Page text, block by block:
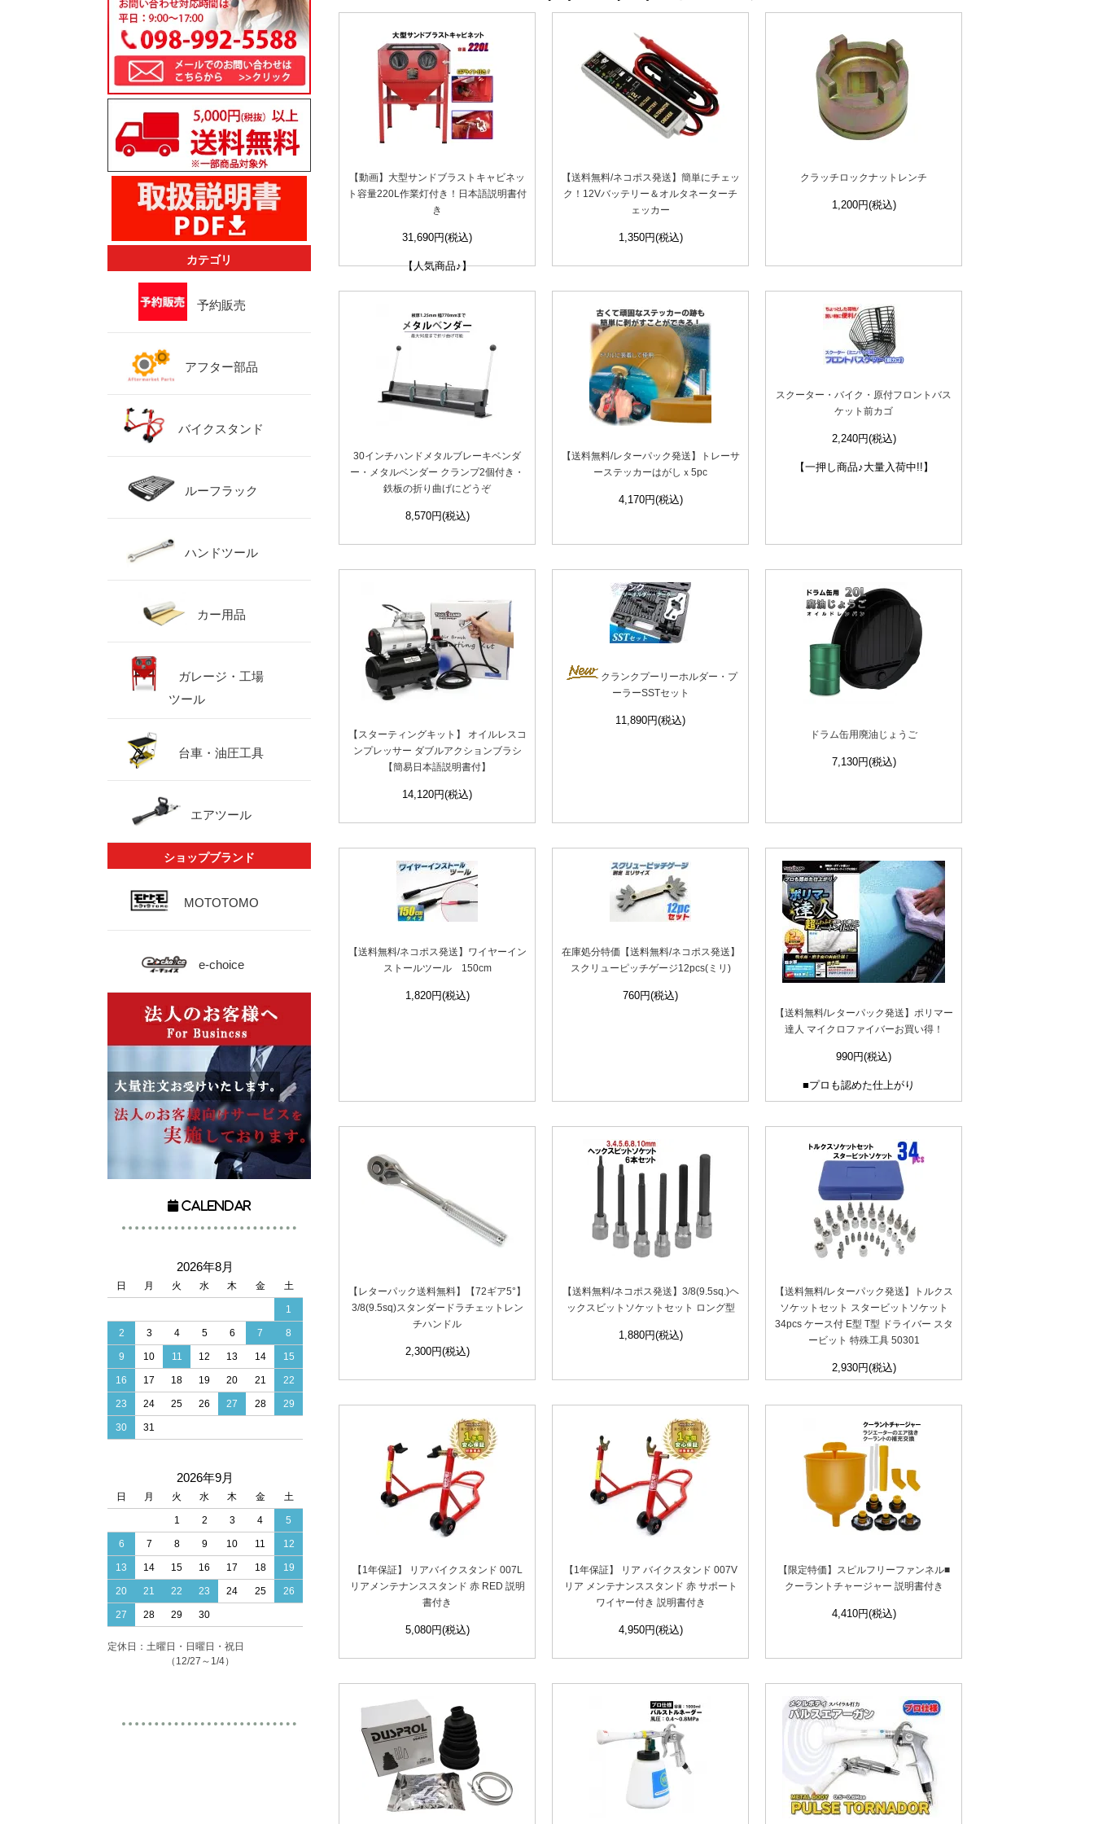
カテゴリ
予約販売
アフター部品
バイクスタンド
ルーフラック
ハンドツール
カー用品
ガレージ・工場
ツール
台車・油圧工具
エアツール
ショップブランド
MOTOTOMO
e-choice
Calendar
2026年8月
日 月 火 水 木 金 土
1
2 3 4 5 6 7 8
9 10 11 12 13 14 15
16 17 18 19 20 21 22
23 24 25 26 27 28 29
30 31
2026年9月
日 月 火 水 木 金 土
1 2 3 4 5
6 7 8 9 10 11 12
13 14 15 16 17 18 19
20 21 22 23 24 25 26
27 28 29 30
定休日：土曜日・日曜日・祝日
（12/27～1/4）
【動画】大型サンドブラストキャビネッ
ト容量220L作業灯付き！日本語説明書付
き
31,690円(税込)
【人気商品♪】
【送料無料/ネコポス発送】簡単にチェッ
ク！12Vバッテリー＆オルタネーターチ
ェッカー
1,350円(税込)
クラッチロックナットレンチ
1,200円(税込)
30インチハンドメタルブレーキベンダ
ー・メタルベンダー クランプ2個付き・
鉄板の折り曲げにどうぞ
8,570円(税込)
【送料無料/レターパック発送】トレーサ
ーステッカーはがしｘ5pc
4,170円(税込)
スクーター・バイク・原付フロントバス
ケット前カゴ
2,240円(税込)
【一押し商品♪大量入荷中!!】
【スターティングキット】 オイルレスコ
ンプレッサー ダブルアクションブラシ
【簡易日本語説明書付】
14,120円(税込)
クランクプーリーホルダー・プ
ーラーSSTセット
11,890円(税込)
ドラム缶用廃油じょうご
7,130円(税込)
【送料無料/ネコポス発送】ワイヤーイン
ストールツール 150cm
1,820円(税込)
在庫処分特価【送料無料/ネコポス発送】
スクリューピッチゲージ12pcs(ミリ)
760円(税込)
【送料無料/レターパック発送】ポリマー
達人 マイクロファイバーお買い得！
990円(税込)
■プロも認めた仕上がり
【レターパック送料無料】【72ギア5°】
3/8(9.5sq)スタンダードラチェットレン
チハンドル
2,300円(税込)
【送料無料/ネコポス発送】3/8(9.5sq.)ヘ
ックスビットソケットセット ロング型
1,880円(税込)
【送料無料/レターパック発送】トルクス
ソケットセット スタービットソケット
34pcs ケース付 E型 T型 ドライバー スタ
ービット 特殊工具 50301
2,930円(税込)
【1年保証】 リアバイクスタンド 007L
リアメンテナンススタンド 赤 RED 説明
書付き
5,080円(税込)
【1年保証】 リア バイクスタンド 007V
リア メンテナンススタンド 赤 サポート
ワイヤー付き 説明書付き
4,950円(税込)
【限定特価】スピルフリーファンネル■
クーラントチャージャー 説明書付き
4,410円(税込)